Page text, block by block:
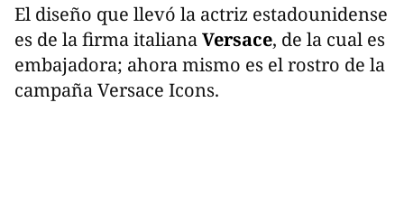
El diseño que llevó la actriz estadounidense
es de la firma italianaVersace, de la cual es
embajadora; ahora mismo es el rostro de la
campaña Versace Icons.